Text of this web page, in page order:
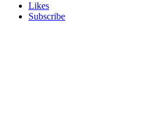
Likes
Subscribe